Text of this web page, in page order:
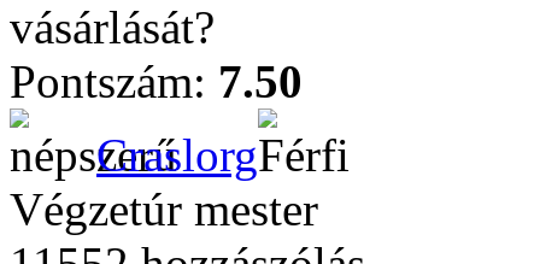
vásárlását?
Pontszám: 7.50
Craslorg
Végzetúr mester